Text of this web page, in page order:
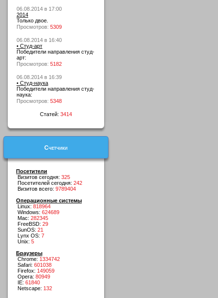
06.08.2014 в 17:00
2014
Только двое.
Просмотров: 5309
06.08.2014 в 16:40
• Студ-арт
Победители направления студ-
арт:
Просмотров: 5182
06.08.2014 в 16:39
• Студ-наука
Победители направления студ-
наука:
Просмотров: 5348
Статей: 3414
Счетчики
Посетители
Визитов сегодня: 325
Посетителей сегодня: 242
Визитов всего: 9789404
Операционные системы
Linux: 818964
Windows: 624689
Mac: 282345
FreeBSD: 29
SunOS: 21
Lynx OS: 7
Unix: 5
Браузеры
Chrome: 1334742
Safari: 601038
Firefox: 149059
Opera: 80949
IE: 61840
Netscape: 132